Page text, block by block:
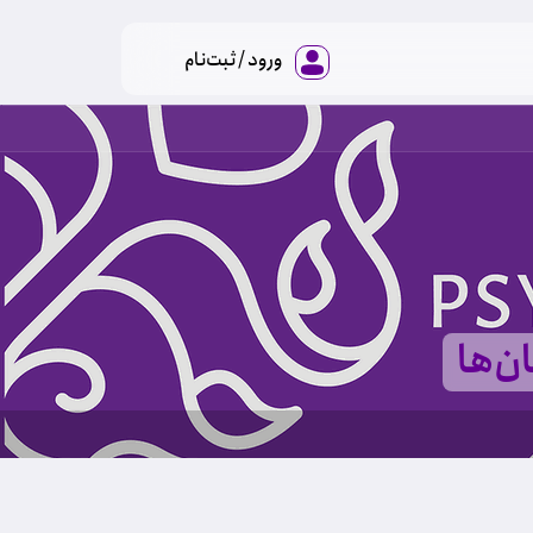
ورود / ثبت‌نام